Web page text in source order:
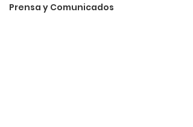
Prensa y Comunicados